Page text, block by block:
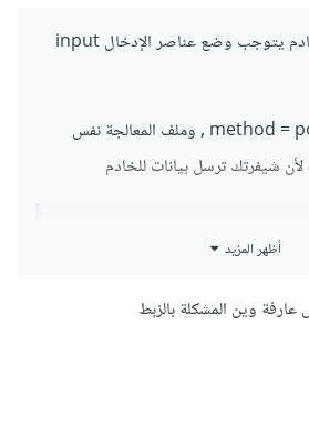
حتى نرسل استمارة للخادم يتوجب وضع عناصر الإدخال input
مع تحديد الخاصية method = post , وملف المعالجة نفس
أظهر المزيد
وين المشكلة بالزبط